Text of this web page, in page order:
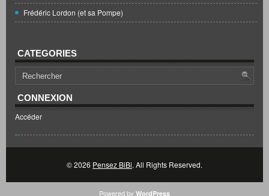
Frédéric Lordon (et sa Pompe)
CATEGORIES
CONNEXION
Accéder
© 2026 Pensez BiBi. All Rights Reserved.
Powered by WordPress